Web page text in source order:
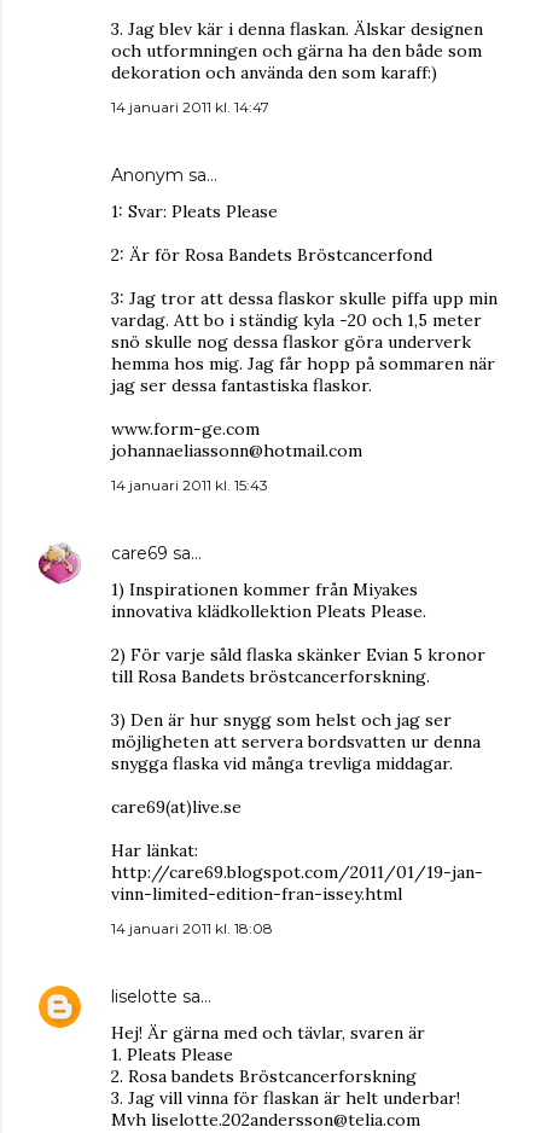
3. Jag blev kär i denna flaskan. Älskar designen
och utformningen och gärna ha den både som
dekoration och använda den som karaff:)
14 januari 2011 kl. 14:47
Anonym sa…
1: Svar: Pleats Please
2: Är för Rosa Bandets Bröstcancerfond
3: Jag tror att dessa flaskor skulle piffa upp min
vardag. Att bo i ständig kyla -20 och 1,5 meter
snö skulle nog dessa flaskor göra underverk
hemma hos mig. Jag får hopp på sommaren när
jag ser dessa fantastiska flaskor.
www.form-ge.com
johannaeliassonn@hotmail.com
14 januari 2011 kl. 15:43
care69 sa…
1) Inspirationen kommer från Miyakes
innovativa klädkollektion Pleats Please.
2) För varje såld flaska skänker Evian 5 kronor
till Rosa Bandets bröstcancerforskning.
3) Den är hur snygg som helst och jag ser
möjligheten att servera bordsvatten ur denna
snygga flaska vid många trevliga middagar.
care69(at)live.se
Har länkat:
http://care69.blogspot.com/2011/01/19-jan-
vinn-limited-edition-fran-issey.html
14 januari 2011 kl. 18:08
liselotte sa…
Hej! Är gärna med och tävlar, svaren är
1. Pleats Please
2. Rosa bandets Bröstcancerforskning
3. Jag vill vinna för flaskan är helt underbar!
Mvh liselotte.202andersson@telia.com